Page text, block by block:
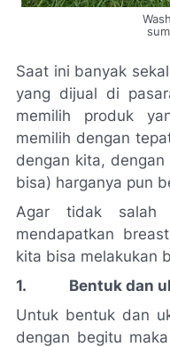
Saat ini banyak
yang dijual di
memilih produk
memilih dengan
dengan kita,
bisa) harganya pun
Agar tidak salah
mendapatkan
kita bisa melakukan
1. Bentuk dan
Untuk bentuk dan
dengan begitu